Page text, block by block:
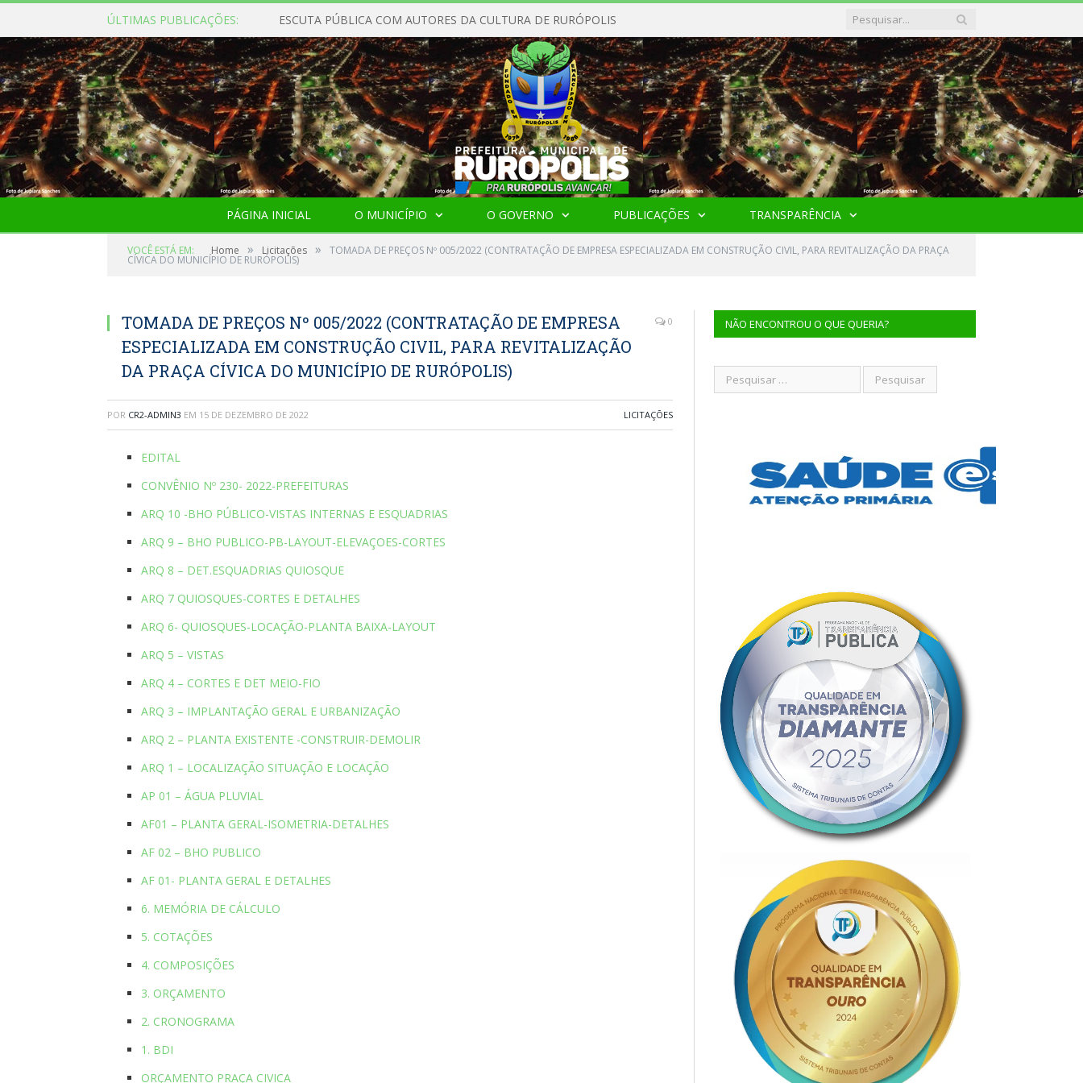
ÚLTIMAS PUBLICAÇÕES: ESCUTA PÚBLICA COM AUTORES DA CULTURA DE RURÓPOLIS
PÁGINA INICIAL O MUNICÍPIO O GOVERNO PUBLICAÇÕES TRANSPARÊNCIA
VOCÊ ESTÁ EM: Home » Licitações » TOMADA DE PREÇOS Nº 005/2022 (CONTRATAÇÃO DE EMPRESA ESPECIALIZADA EM CONSTRUÇÃO CIVIL, PARA REVITALIZAÇÃO DA PRAÇA
CÍVICA DO MUNICÍPIO DE RURÓPOLIS)
TOMADA DE PREÇOS Nº 005/2022 (CONTRATAÇÃO DE EMPRESA
ESPECIALIZADA EM CONSTRUÇÃO CIVIL, PARA REVITALIZAÇÃO
DA PRAÇA CÍVICA DO MUNICÍPIO DE RURÓPOLIS)
0
POR CR2-ADMIN3 EM 15 DE DEZEMBRO DE 2022 LICITAÇÕES
EDITAL
CONVÊNIO Nº 230- 2022-PREFEITURAS
ARQ 10 -BHO PÚBLICO-VISTAS INTERNAS E ESQUADRIAS
ARQ 9 – BHO PUBLICO-PB-LAYOUT-ELEVAÇOES-CORTES
ARQ 8 – DET.ESQUADRIAS QUIOSQUE
ARQ 7 QUIOSQUES-CORTES E DETALHES
ARQ 6- QUIOSQUES-LOCAÇÃO-PLANTA BAIXA-LAYOUT
ARQ 5 – VISTAS
ARQ 4 – CORTES E DET MEIO-FIO
ARQ 3 – IMPLANTAÇÃO GERAL E URBANIZAÇÃO
ARQ 2 – PLANTA EXISTENTE -CONSTRUIR-DEMOLIR
ARQ 1 – LOCALIZAÇÃO SITUAÇÃO E LOCAÇÃO
AP 01 – ÁGUA PLUVIAL
AF01 – PLANTA GERAL-ISOMETRIA-DETALHES
AF 02 – BHO PUBLICO
AF 01- PLANTA GERAL E DETALHES
6. MEMÓRIA DE CÁLCULO
5. COTAÇÕES
4. COMPOSIÇÕES
3. ORÇAMENTO
2. CRONOGRAMA
1. BDI
ORÇAMENTO PRAÇA CIVICA
NÃO ENCONTROU O QUE QUERIA?